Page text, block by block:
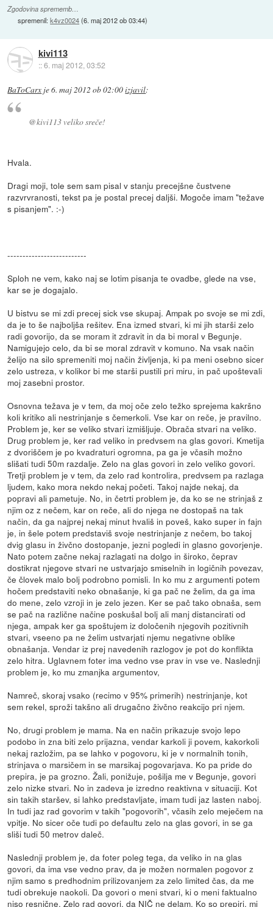
Zgodovina sprememb…
spremenil:k4vz0024(6. maj 2012 ob 03:44)
kivi113
::6. maj 2012, 03:52
BaToCarx je6. maj 2012 ob 02:00izjavil:
@kivi113 veliko sreče!
Hvala.
Dragi moji, tole sem sam pisal v stanju precejšne čustvene
razvrvranosti, tekst pa je postal precej daljši. Mogoče imam "težave
s pisanjem". :-)
--------------------------
Sploh ne vem, kako naj se lotim pisanja te ovadbe, glede na vse,
kar se je dogajalo.
U bistvu se mi zdi precej sick vse skupaj. Ampak po svoje se mi zdi,
da je to še najboljša rešitev. Ena izmed stvari, ki mi jih starši zelo
radi govorijo, da se moram it zdravit in da bi moral v Begunje.
Namigujejo celo, da bi se moral zdravit v komuno. Na vsak način
želijo na silo spremeniti moj način življenja, ki pa meni osebno sicer
zelo ustreza, v kolikor bi me starši pustili pri miru, in pač upoštevali
moj zasebni prostor.
Osnovna težava je v tem, da moj oče zelo težko sprejema kakršno
koli kritiko ali nestrinjanje s čemerkoli. Vse kar on reče, je pravilno.
Problem je, ker se veliko stvari izmišljuje. Obrača stvari na veliko.
Drug problem je, ker rad veliko in predvsem na glas govori. Kmetija
z dvoriščem je po kvadraturi ogromna, pa ga je včasih možno
slišati tudi 50m razdalje. Zelo na glas govori in zelo veliko govori.
Tretji problem je v tem, da zelo rad kontrolira, predvsem pa razlaga
ljudem, kako mora nekdo nekaj početi. Takoj najde nekaj, da
popravi ali pametuje. No, in četrti problem je, da ko se ne strinjaš z
njim oz z nečem, kar on reče, ali do njega ne dostopaš na tak
način, da ga najprej nekaj minut hvališ in poveš, kako super in fajn
je, in šele potem predstaviš svoje nestrinjanje z nečem, bo takoj
dvig glasu in živčno dostopanje, jezni pogledi in glasno govorjenje.
Nato potem začne nekaj razlagati na dolgo in široko, čeprav
dostikrat njegove stvari ne ustvarjajo smiselnih in logičnih povezav,
če človek malo bolj podrobno pomisli. In ko mu z argumenti potem
hočem predstaviti neko obnašanje, ki ga pač ne želim, da ga ima
do mene, zelo vzroji in je zelo jezen. Ker se pač tako obnaša, sem
se pač na različne načine poskušal bolj ali manj distancirati od
njega, ampak ker ga spoštujem iz določenih njegovih pozitivnih
stvari, vseeno pa ne želim ustvarjati njemu negativne oblike
obnašanja. Vendar iz prej navedenih razlogov je pot do konflikta
zelo hitra. Uglavnem foter ima vedno vse prav in vse ve. Naslednji
problem je, ko mu zmanjka argumentov,
Namreč, skoraj vsako (recimo v 95% primerih) nestrinjanje, kot
sem rekel, sproži takšno ali drugačno živčno reakcijo pri njem.
No, drugi problem je mama. Na en način prikazuje svojo lepo
podobo in zna biti zelo prijazna, vendar karkoli ji povem, kakorkoli
nekaj razložim, pa se lahko v pogovoru, ki je v normalnih tonih,
strinjava o marsičem in se marsikaj pogovarjava. Ko pa pride do
prepira, je pa grozno. Žali, ponižuje, pošilja me v Begunje, govori
zelo nizke stvari. No in zadeva je izredno reaktivna v situaciji. Kot
sin takih staršev, si lahko predstavljate, imam tudi jaz lasten naboj.
In tudi jaz rad govorim v takih "pogovorih", včasih zelo meječem na
vpitje. No sicer oče tudi po defaultu zelo na glas govori, in se ga
sliši tudi 50 metrov daleč.
Naslednji problem je, da foter poleg tega, da veliko in na glas
govori, da ima vse vedno prav, da je možen normalen pogovor z
njim samo s predhodnim prilizovanjem za zelo limited čas, da me
tudi obrekuje naokoli. Da govori o meni stvari, ki o meni faktualno
niso resnične. Zelo rad govori, da NIČ ne delam. Ko so prepiri, mi